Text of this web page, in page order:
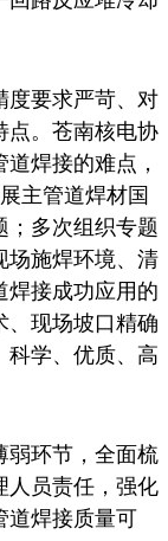
度要求严苛、对
点。苍南核电协
焊接的难点，
主管道焊材国
；多次组织专题
场施焊环境、清
接成功应用的
现场坡口精确
科学、优质、高
弱环节，全面梳
人员责任，强化
道焊接质量可